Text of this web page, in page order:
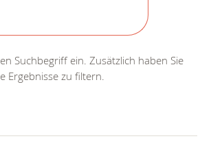
Suchbegriff ein. Zusätzlich haben Sie
Ergebnisse zu filtern.